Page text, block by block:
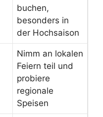
buchen,
besonders in
der Hochsaison
Nimm an lokalen
Feiern teil und
probiere
regionale
Speisen